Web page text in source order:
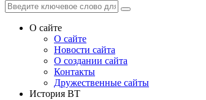
О сайте
О сайте
Новости сайта
О создании сайта
Контакты
Дружественные сайты
История ВТ